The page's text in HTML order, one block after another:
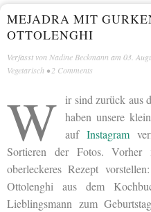
MEJADRA MIT
OTTOLENGHI
Verfasst von Nadine Beckmann am 03.
Vegetarisch •2 Comments
W
ir sind zurück aus
haben unsere
auf Instagram
Sortieren der Fotos.
oberleckeres Rezept
Ottolenghi aus dem
Lieblingsmann zum